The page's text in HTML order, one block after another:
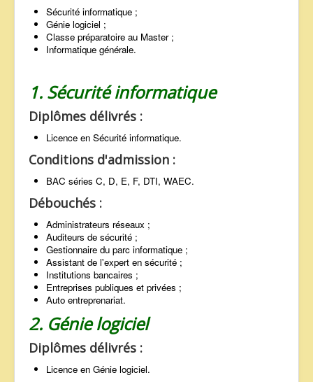
Sécurité informatique ;
Génie logiciel ;
Classe préparatoire au Master ;
Informatique générale.
1. Sécurité informatique
Diplômes délivrés :
Licence en Sécurité informatique.
Conditions d'admission :
BAC séries C, D, E, F, DTI, WAEC.
Débouchés :
Administrateurs réseaux ;
Auditeurs de sécurité ;
Gestionnaire du parc informatique ;
Assistant de l'expert en sécurité ;
Institutions bancaires ;
Entreprises publiques et privées ;
Auto entreprenariat.
2. Génie logiciel
Diplômes délivrés :
Licence en Génie logiciel.